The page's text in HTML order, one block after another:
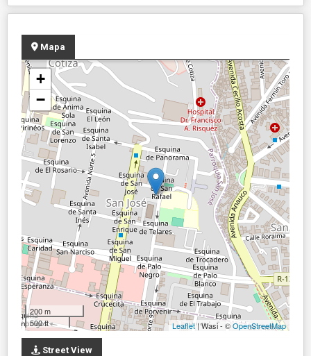
Mapa
+
−
200 m
500 ft
Leaflet| Wasi - ©OpenStreetMap
Street View